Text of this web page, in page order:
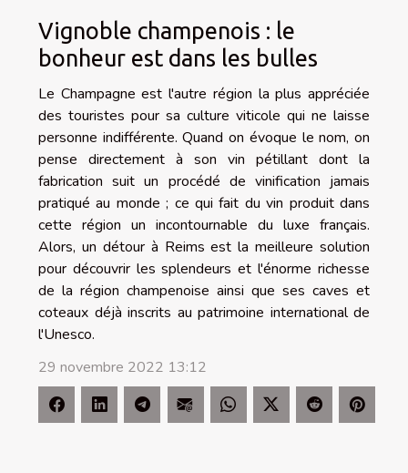
Vignoble champenois : le
bonheur est dans les bulles
Le Champagne est l'autre région la plus appréciée
des touristes pour sa culture viticole qui ne laisse
personne indifférente. Quand on évoque le nom, on
pense directement à son vin pétillant dont la
fabrication suit un procédé de vinification jamais
pratiqué au monde ; ce qui fait du vin produit dans
cette région un incontournable du luxe français.
Alors, un détour à Reims est la meilleure solution
pour découvrir les splendeurs et l'énorme richesse
de la région champenoise ainsi que ses caves et
coteaux déjà inscrits au patrimoine international de
l'Unesco.
29 novembre 2022 13:12